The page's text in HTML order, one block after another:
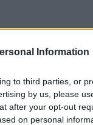
Information
to third parties, or
by us, please
after your opt-out
on personal